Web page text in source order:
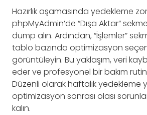
Hazırlık aşamasında yedekleme
phpMyAdmin’de “Dışa Aktar”
dump alın. Ardından, “İşlemler”
tablo bazında optimizasyon
görüntüleyin. Bu yaklaşım, veri
eder ve profesyonel bir bakım
Düzenli olarak haftalık yedekleme
optimizasyon sonrası olası
kalın.